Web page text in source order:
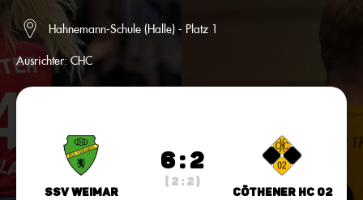
Hahnemann-Schule (Halle) - Platz 1
Ausrichter:CHC
SSV Weimar
6 : 2
( 2 : 2 )
Cöthener HC 02